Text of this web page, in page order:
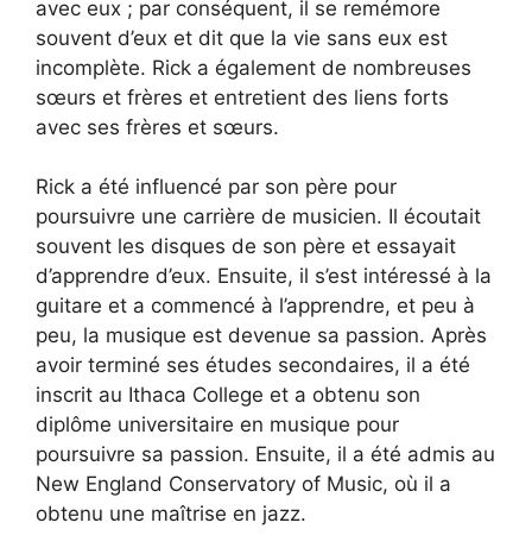
avec eux ; par conséquent, il se remémore
souvent d’eux et dit que la vie sans eux est
incomplète. Rick a également de nombreuses
sœurs et frères et entretient des liens forts
avec ses frères et sœurs.
Rick a été influencé par son père pour
poursuivre une carrière de musicien. Il écoutait
souvent les disques de son père et essayait
d’apprendre d’eux. Ensuite, il s’est intéressé à la
guitare et a commencé à l’apprendre, et peu à
peu, la musique est devenue sa passion. Après
avoir terminé ses études secondaires, il a été
inscrit au Ithaca College et a obtenu son
diplôme universitaire en musique pour
poursuivre sa passion. Ensuite, il a été admis au
New England Conservatory of Music, où il a
obtenu une maîtrise en jazz.